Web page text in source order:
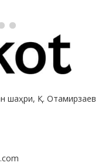
шаҳри, Қ. Отамирзаев